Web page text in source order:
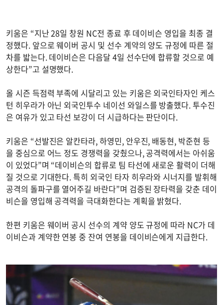
키움은 “지난 28일 창원 NC전 종료 후 데이비슨 영입을 최종 결
정했다. 앞으로 웨이버 공시 및 선수 계약의 양도 규정에 따른 절
차를 밟는다. 데이비슨은 다음달 4일 선수단에 합류할 것으로 예
상한다”고 설명했다.
올 시즌 득점력 부족에 시달리고 있는 키움은 외국인타자인 케스
턴 히우라가 아닌 외국인투수 네이선 와일스를 방출했다. 투수진
은 여유가 있고 타선 보강이 더 시급하다는 판단이다.
키움은 “선발진은 알칸타라, 하영민, 안우진, 배동현, 박준현 등
을 중심으로 어느 정도 경쟁력을 갖췄으나, 공격력에서는 아쉬움
이 있었다”며 “데이비슨의 합류로 팀 타선에 새로운 활력이 더해
질 것으로 기대한다. 특히 외국인 타자 히우라와 시너지를 발휘해
공격의 돌파구를 열어주길 바란다”며 검증된 장타력을 갖춘 데이
비슨을 영입해 공격력을 극대화한다는 계획을 밝혔다.
한편 키움은 웨이버 공시 선수의 계약 양도 규정에 따라 NC가 데
이비슨과 계약한 연봉 중 잔여 연봉을 데이비슨에게 지급한다.